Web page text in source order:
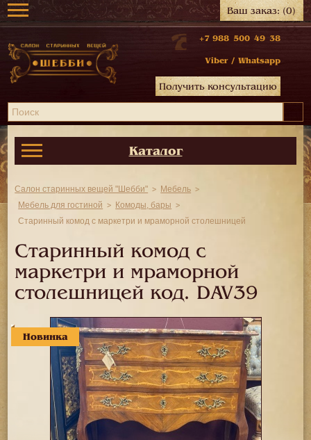
Ваш заказ:(0)
+7 988 500 49 38
Viber / Whatsapp
Получить консультацию
Каталог
Салон старинных вещей "Шебби"
Мебель
Мебель для гостиной
Комоды, бары
Старинный комод c маркетри и мраморной столешницей
Старинный комод c
маркетри и мраморной
столешницей код. DAV39
Новинка